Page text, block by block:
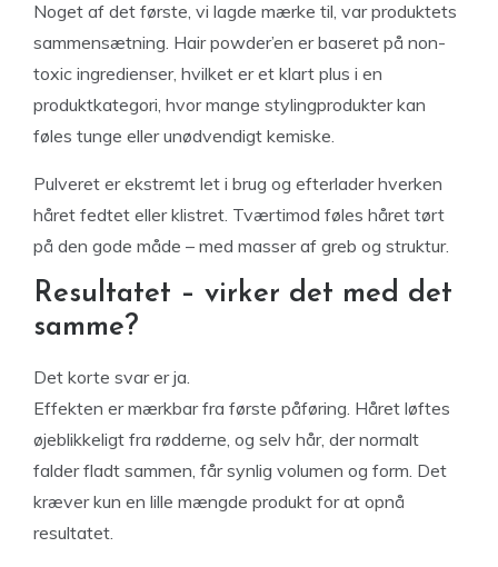
Noget af det første, vi lagde mærke til, var produktets
sammensætning. Hair powder’en er baseret på non-
toxic ingredienser, hvilket er et klart plus i en
produktkategori, hvor mange stylingprodukter kan
føles tunge eller unødvendigt kemiske.
Pulveret er ekstremt let i brug og efterlader hverken
håret fedtet eller klistret. Tværtimod føles håret tørt
på den gode måde – med masser af greb og struktur.
Resultatet – virker det med det
samme?
Det korte svar er ja.
Effekten er mærkbar fra første påføring. Håret løftes
øjeblikkeligt fra rødderne, og selv hår, der normalt
falder fladt sammen, får synlig volumen og form. Det
kræver kun en lille mængde produkt for at opnå
resultatet.